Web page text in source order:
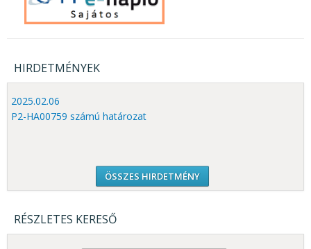
HIRDETMÉNYEK
2025.02.06
P2-HA00759 számú határozat
ÖSSZES HIRDETMÉNY
RÉSZLETES KERESŐ